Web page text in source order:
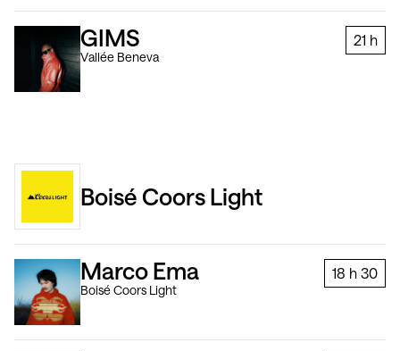
21 h
GIMS
Vallée Beneva
Boisé Coors Light
18 h 30
Marco Ema
Boisé Coors Light